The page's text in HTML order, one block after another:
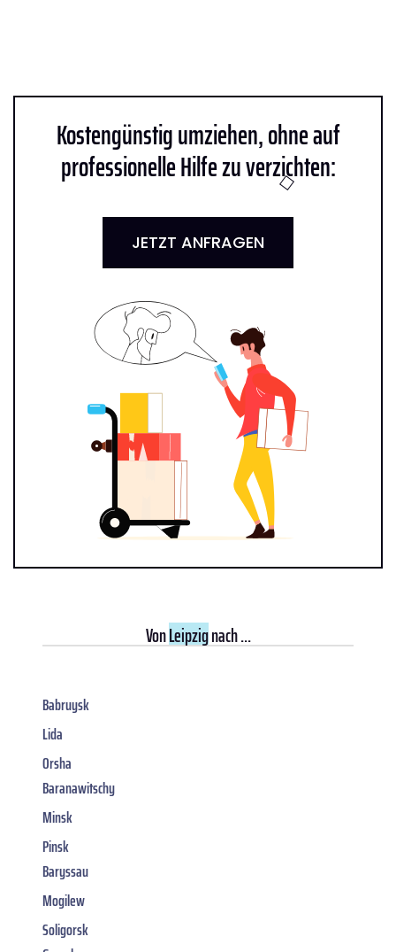
Kostengünstig umziehen, ohne auf
professionelle Hilfe zu verzichten:
JETZT ANFRAGEN
VonLeipzignach ...
Babruysk
Lida
Orsha
Baranawitschy
Minsk
Pinsk
Baryssau
Mogilew
Soligorsk